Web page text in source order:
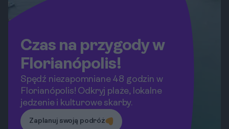
Czas na przygody w
Florianópolis!
Spędź niezapomniane 48 godzin w
Florianópolis! Odkryj plaże, lokalne
jedzenie i kulturowe skarby.
Zaplanuj swoją podróż